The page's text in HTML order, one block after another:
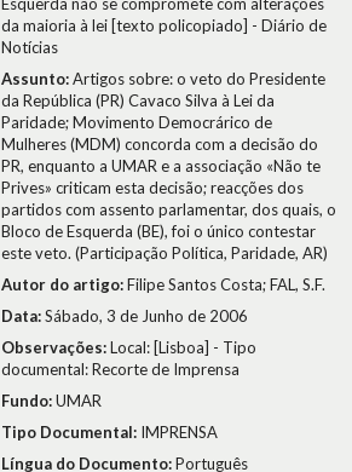
da maioria à lei [texto policopiado] - Diário de
Notícias
Assunto:Artigos sobre: o veto do Presidente
da República (PR) Cavaco Silva à Lei da
Paridade; Movimento Democrárico de
Mulheres (MDM) concorda com a decisão do
PR, enquanto a UMAR e a associação «Não te
Prives» criticam esta decisão; reacções dos
partidos com assento parlamentar, dos quais, o
Bloco de Esquerda (BE), foi o único contestar
este veto. (Participação Política, Paridade, AR)
Autor do artigo:Filipe Santos Costa; FAL, S.F.
Data:Sábado, 3 de Junho de 2006
Observações:Local: [Lisboa] - Tipo
documental: Recorte de Imprensa
Fundo:UMAR
Tipo Documental: IMPRENSA
Língua do Documento:Português